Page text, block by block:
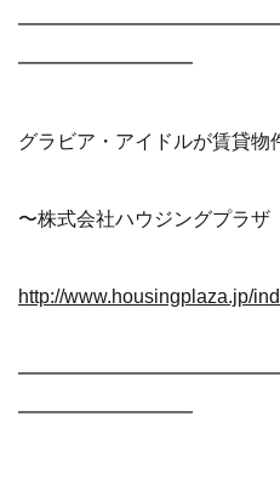
━━━━━━━━━
グラビア・アイドルが賃貸物
〜株式会社ハウジングプラザ
http://www.housingplaza.jp/
━━━━━━━━━